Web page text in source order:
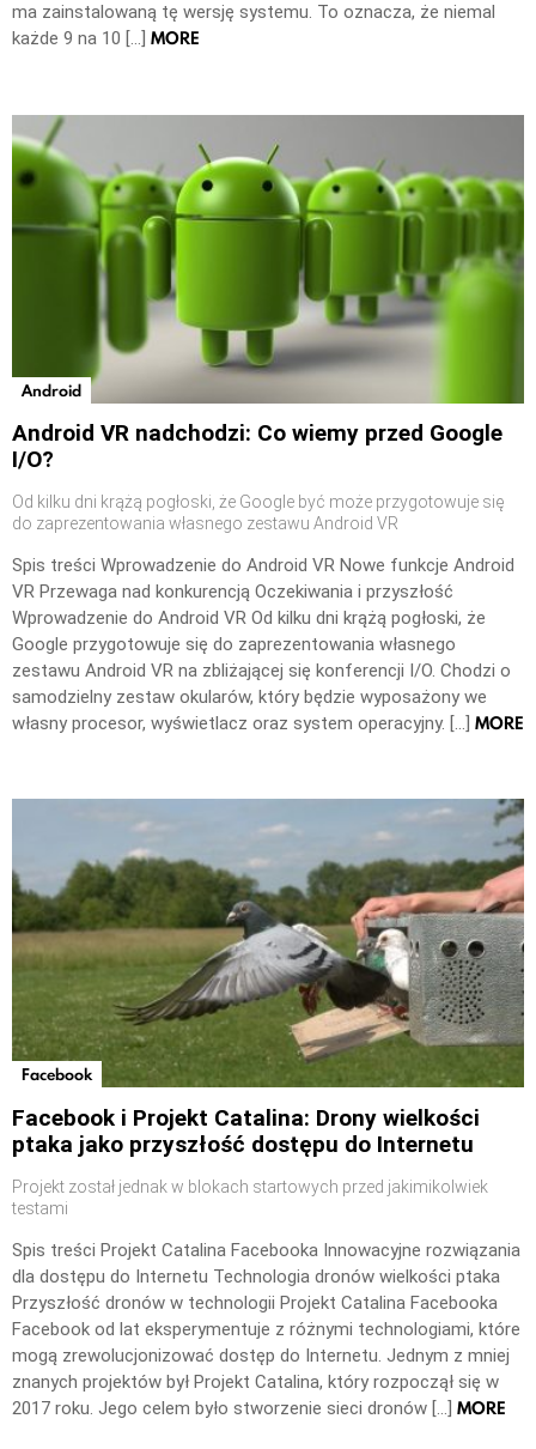
ma zainstalowaną tę wersję systemu. To oznacza, że niemal
każde 9 na 10 […] MORE
Android
Android VR nadchodzi: Co wiemy przed Google
I/O?
Od kilku dni krążą pogłoski, że Google być może przygotowuje się
do zaprezentowania własnego zestawu Android VR
Spis treści Wprowadzenie do Android VR Nowe funkcje Android
VR Przewaga nad konkurencją Oczekiwania i przyszłość
Wprowadzenie do Android VR Od kilku dni krążą pogłoski, że
Google przygotowuje się do zaprezentowania własnego
zestawu Android VR na zbliżającej się konferencji I/O. Chodzi o
samodzielny zestaw okularów, który będzie wyposażony we
własny procesor, wyświetlacz oraz system operacyjny. […] MORE
Facebook
Facebook i Projekt Catalina: Drony wielkości
ptaka jako przyszłość dostępu do Internetu
Projekt został jednak w blokach startowych przed jakimikolwiek
testami
Spis treści Projekt Catalina Facebooka Innowacyjne rozwiązania
dla dostępu do Internetu Technologia dronów wielkości ptaka
Przyszłość dronów w technologii Projekt Catalina Facebooka
Facebook od lat eksperymentuje z różnymi technologiami, które
mogą zrewolucjonizować dostęp do Internetu. Jednym z mniej
znanych projektów był Projekt Catalina, który rozpoczął się w
2017 roku. Jego celem było stworzenie sieci dronów […] MORE